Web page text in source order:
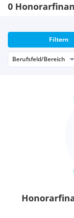
0
Filtern
Berufsfeld/Bereich